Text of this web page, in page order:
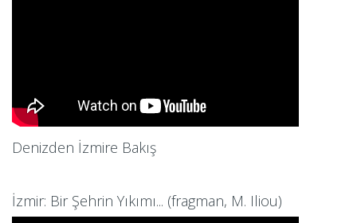
Denizden İzmire Bakış
İzmir: Bir Şehrin Yıkımı... (fragman, M. Iliou)